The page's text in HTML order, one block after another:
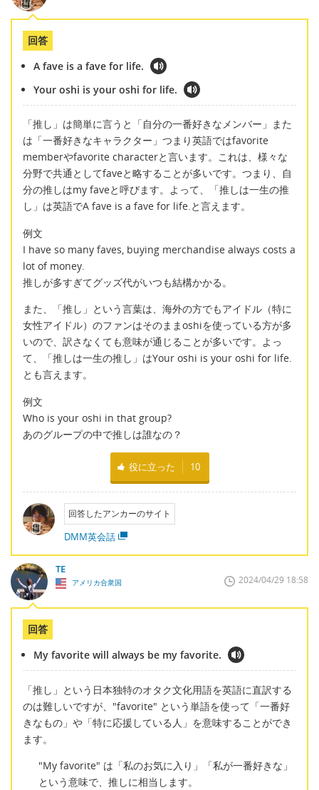
回答
A fave is a fave for life.
Your oshi is your oshi for life.
「推し」は簡単に言うと「自分の一番好きなメンバー」また
は「一番好きなキャラクター」つまり英語ではfavorite
memberやfavorite characterと言います。これは、様々な
分野で共通としてfaveと略することが多いです。つまり、自
分の推しはmy faveと呼びます。よって、「推しは一生の推
し」は英語でA fave is a fave for life.と言えます。
例文
I have so many faves, buying merchandise always costs a
lot of money.
推しが多すぎてグッズ代がいつも結構かかる。
また、「推し」という言葉は、海外の方でもアイドル（特に
女性アイドル）のファンはそのままoshiを使っている方が多
いので、訳さなくても意味が通じることが多いです。よっ
て、「推しは一生の推し」はYour oshi is your oshi for life.
とも言えます。
例文
Who is your oshi in that group?
あのグループの中で推しは誰なの？
役に立った 10
回答したアンカーのサイト
DMM英会話
TE
アメリカ合衆国 2024/04/29 18:58
回答
My favorite will always be my favorite.
「推し」という日本独特のオタク文化用語を英語に直訳する
のは難しいですが、"favorite" という単語を使って「一番好
きなもの」や「特に応援している人」を意味することができ
ます。
"My favorite" は「私のお気に入り」「私が一番好きな」
という意味で、推しに相当します。